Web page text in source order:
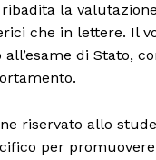
ribadita la
che in lettere. Il
all’esame di Stato,
riservato allo
per